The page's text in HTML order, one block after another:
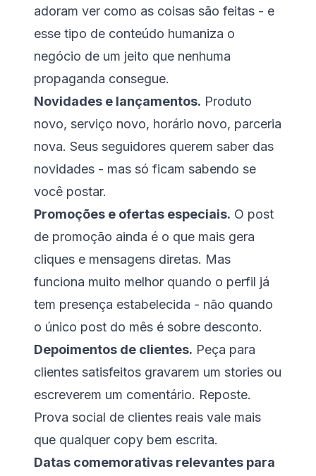
adoram ver como as coisas são feitas - e
esse tipo de conteúdo humaniza o
negócio de um jeito que nenhuma
propaganda consegue.
Novidades e lançamentos. Produto
novo, serviço novo, horário novo, parceria
nova. Seus seguidores querem saber das
novidades - mas só ficam sabendo se
você postar.
Promoções e ofertas especiais. O post
de promoção ainda é o que mais gera
cliques e mensagens diretas. Mas
funciona muito melhor quando o perfil já
tem presença estabelecida - não quando
o único post do mês é sobre desconto.
Depoimentos de clientes. Peça para
clientes satisfeitos gravarem um stories ou
escreverem um comentário. Reposte.
Prova social de clientes reais vale mais
que qualquer copy bem escrita.
Datas comemorativas relevantes para